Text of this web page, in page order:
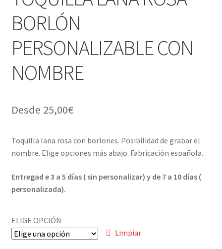
Menaje y servicio de mesa
Regalo original
Regalo personal chico-chica
Muebles
Detalles ceremonia, regalo publicitario, promocional
Contacto
BORLÓN
PERSONALIZABLE CON
NOMBRE
Desde 25,00€
Toquilla lana rosa con borlones. Posibilidad de grabar el
nombre. Elige opciones más abajo. Fabricación española.
Entregad e 3 a 5 días ( sin personalizar) y de 7 a 10 días (
personalizada).
ELIGE OPCIÓN
Limpiar